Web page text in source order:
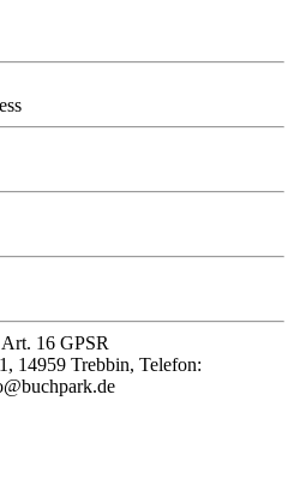
Art. 16 GPSR
14959 Trebbin, Telefon: